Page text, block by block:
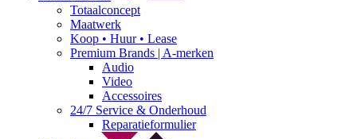
Totaalconcept
Maatwerk
Koop • Huur • Lease
Premium Brands | A-merken
Audio
Video
Accessoires
24/7 Service & Onderhoud
Reparatieformulier